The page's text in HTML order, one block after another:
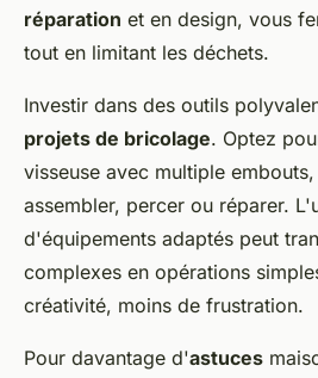
réparation et en design, vous
tout en limitant les déchets.
Investir dans des outils
projets de bricolage. Optez
visseuse avec multiple
assembler, percer ou réparer.
d'équipements adaptés peut
complexes en opérations
créativité, moins de frustration.
Pour davantage d'astuces